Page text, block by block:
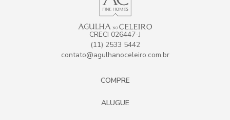
CRECI 026447-J
(11) 2533 5442
contato@agulhanoceleiro.com.br
COMPRE
ALUGUE